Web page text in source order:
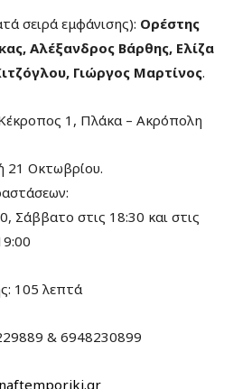
σειρά εμφάνισης): Ορέστης
Αλέξανδρος Βάρθης, Ελίζα
Γιώργος Μαρτίνος.
1, Πλάκα – Ακρόπολη
21 Οκτωβρίου.
Σάββατο στις 18:30 και στις
105 λεπτά
& 6948230899